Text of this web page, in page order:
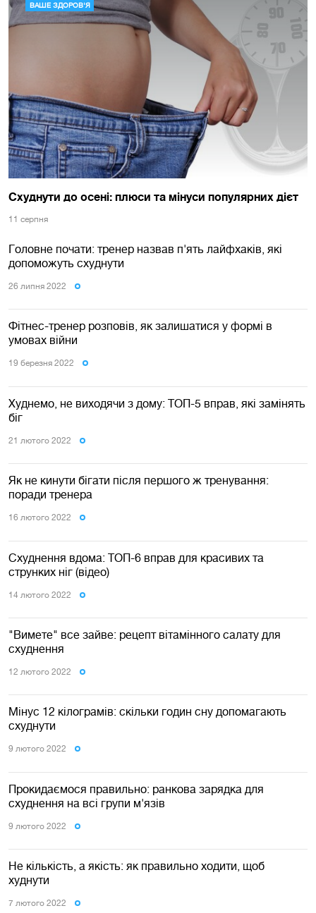
ВАШЕ ЗДОРОВ'Я
Схуднути до осені: плюси та мінуси популярних дієт
11 серпня
Головне почати: тренер назвав п'ять лайфхаків, які
допоможуть схуднути
26 липня 2022
Фітнес-тренер розповів, як залишатися у формі в
умовах війни
19 березня 2022
Худнемо, не виходячи з дому: ТОП-5 вправ, які замінять
біг
21 лютого 2022
Як не кинути бігати після першого ж тренування:
поради тренера
16 лютого 2022
Схуднення вдома: ТОП-6 вправ для красивих та
струнких ніг (відео)
14 лютого 2022
"Вимете" все зайве: рецепт вітамінного салату для
схуднення
12 лютого 2022
Мінус 12 кілограмів: скільки годин сну допомагають
схуднути
9 лютого 2022
Прокидаємося правильно: ранкова зарядка для
схуднення на всі групи м'язів
9 лютого 2022
Не кількість, а якість: як правильно ходити, щоб
худнути
7 лютого 2022